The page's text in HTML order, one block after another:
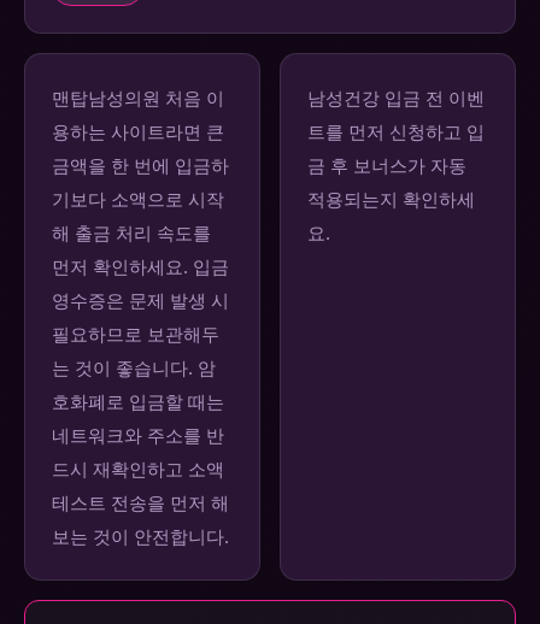
맨탑남성의원 처음 이
용하는 사이트라면 큰
금액을 한 번에 입금하
기보다 소액으로 시작
해 출금 처리 속도를
먼저 확인하세요. 입금
영수증은 문제 발생 시
필요하므로 보관해두
는 것이 좋습니다. 암
호화폐로 입금할 때는
네트워크와 주소를 반
드시 재확인하고 소액
테스트 전송을 먼저 해
보는 것이 안전합니다.
남성건강 입금 전 이벤
트를 먼저 신청하고 입
금 후 보너스가 자동
적용되는지 확인하세
요.